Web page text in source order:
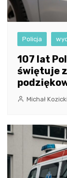
Policja
107 lat
świętuje
Michał Kozicki